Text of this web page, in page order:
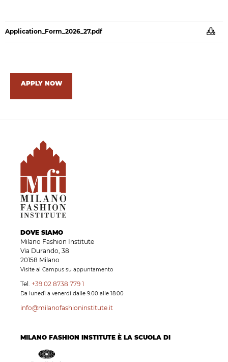
Application_Form_2026_27.pdf
APPLY NOW
DOVE SIAMO
Milano Fashion Institute
Via Durando, 38
20158 Milano
Visite al Campus su appuntamento
Tel. +39 02 8738 779 1
Da lunedì a venerdì dalle 9:00 alle 18:00
info@milanofashioninstitute.it
MILANO FASHION INSTITUTE È LA SCUOLA DI